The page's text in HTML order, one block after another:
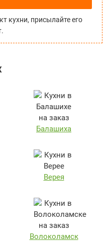
кухни, присылайте его
Балашиха
Верея
Волоколамск